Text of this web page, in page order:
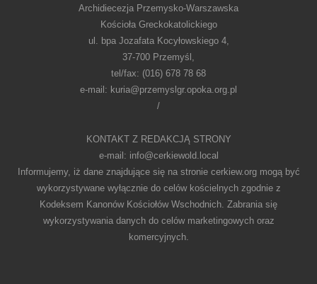
Archidiecezja Przemysko-Warszawska
Kościoła Greckokatolickiego
ul. bpa Jozafata Kocyłowskiego 4,
37-700 Przemyśl,
tel/fax: (016) 678 78 68
e-mail: kuria@przemyslgr.opoka.org.pl
/
KONTAKT Z REDAKCJĄ STRONY
e-mail: info@cerkiewold.local
Informujemy, iż dane znajdujące się na stronie cerkiew.org mogą być
wykorzystywane wyłącznie do celów kościelnych zgodnie z
Kodeksem Kanonów Kościołów Wschodnich. Zabrania się
wykorzystywania danych do celów marketingowych oraz
komercyjnych.